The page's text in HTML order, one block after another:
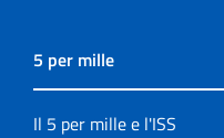
5 per mille
Il 5 per mille e l'ISS